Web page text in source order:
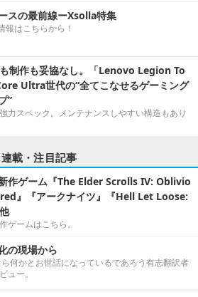
スの最前線ーXsolla特集
報はこちらから！
制作も妥協なし。「Lenovo Legion To
Ultra世代の“全てこなせるゲーミング
”
力スペック。メンテナンスしやすい構造もあり
連載・注目記事
作ゲーム『The Elder Scrolls IV: Oblivio
』『アークナイツ』『Hell Let Loose:
ゲームはこちら。
の現場から
何かとお世話になっているであろう有志翻訳者
ュー。